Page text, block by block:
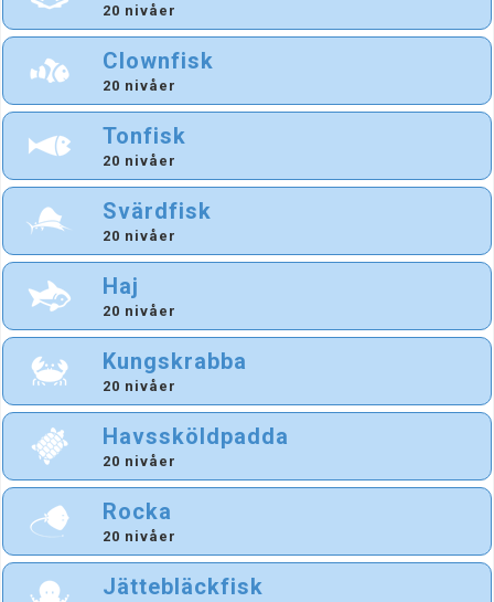
20 nivåer
Clownfisk
20 nivåer
Tonfisk
20 nivåer
Svärdfisk
20 nivåer
Haj
20 nivåer
Kungskrabba
20 nivåer
Havssköldpadda
20 nivåer
Rocka
20 nivåer
Jättebläckfisk